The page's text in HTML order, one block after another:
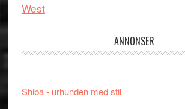
West
ANNONSER
Shiba - urhunden med stil